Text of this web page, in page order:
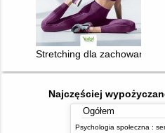
Stretching dla zachowania
Najczęściej
Ogółem
Psychologia społeczna :